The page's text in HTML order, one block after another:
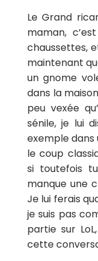
Le Grand
maman,
chaussettes,
maintenant
un gnome
dans la
peu vexée
sénile, je lui
exemple dans
le coup
si toutefois
manque une
Je lui ferais
je suis pas
partie sur
cette